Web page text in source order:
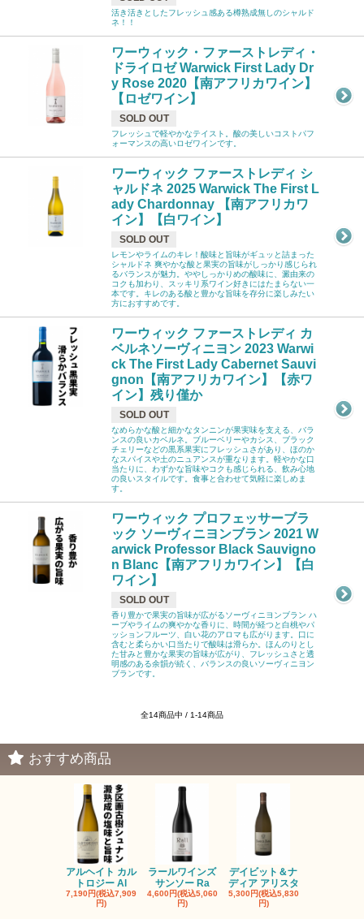
活き活きとしたフレッシュ感ある樽熟成無しのシャルド
ネ！！
ワーウィック・ファーストレディ・
ドライロゼ Warwick First Lady Dr
y Rose 2020【南アフリカワイン】
【ロゼワイン】
SOLD OUT
フレッシュで軽やかなテイスト。酸の美しいコストパフ
ォーマンスの高いロゼワインです。
ワーウィック ファーストレディ シ
ャルドネ 2025 Warwick The First L
ady Chardonnay 【南アフリカワ
イン】【白ワイン】
SOLD OUT
レモンやライムのキレ！酸味と旨味がギュッと詰まった
シャルドネ 爽やかな酸と果実の旨味がしっかり感じられ
るバランスが魅力。ややしっかりめの酸味に、澱由来の
コクも加わり、スッキリ系ワイン好きにはたまらない一
本です。キレのある酸と豊かな旨味を存分に楽しみたい
方におすすめです。
ワーウィック ファーストレディ カ
ベルネソーヴィニヨン 2023 Warwi
ck The First Lady Cabernet Sauvi
gnon【南アフリカワイン】【赤ワ
イン】残り僅か
SOLD OUT
なめらかな酸と細かなタンニンが果実味を支える、バラ
ンスの良いカベルネ。ブルーベリーやカシス、ブラック
チェリーなどの黒系果実にフレッシュさがあり、ほのか
なスパイスや土のニュアンスが重なります。軽やかな口
当たりに、わずかな旨味やコクも感じられる、飲み心地
の良いスタイルです。食事と合わせて気軽に楽しめま
す。
ワーウィック プロフェッサーブラ
ック ソーヴィニヨンブラン 2021 W
arwick Professor Black Sauvigno
n Blanc【南アフリカワイン】【白
ワイン】
SOLD OUT
香り豊かで果実の旨味が広がるソーヴィニヨンブラン ハ
ーブやライムの爽やかな香りに、時間が経つと白桃やパ
ッションフルーツ、白い花のアロマも広がります。口に
含むと柔らかい口当たりで酸味は滑らか。ほんのりとし
た甘みと豊かな果実の旨味が広がり、フレッシュさと透
明感のある余韻が続く、バランスの良いソーヴィニヨン
ブランです。
全14商品中 / 1-14商品
おすすめ商品
アルヘイト カル
トロジー Al
7,190円(税込7,909
円)
ラールワインズ
サンソー Ra
4,600円(税込5,060
円)
デイビット＆ナ
ディア アリスタ
5,300円(税込5,830
円)